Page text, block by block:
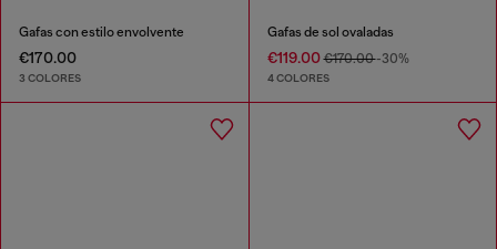
Gafas con estilo envolvente
€170.00
3 COLORES
Gafas de sol ovaladas
€119.00€170.00-30%
4 COLORES